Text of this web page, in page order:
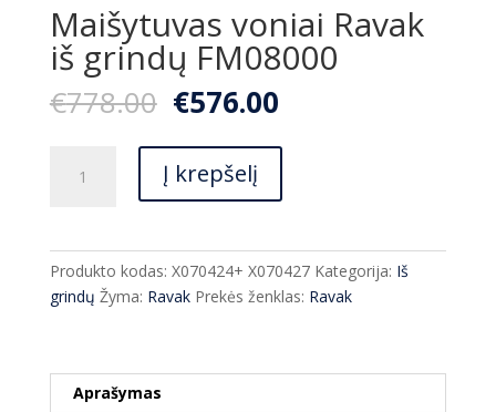
Maišytuvas voniai Ravak
iš grindų FM08000
€778.00 Original
price
was:
€778.00.
€576.00Current
is:
kiekis:
Ravak
grindų
Į krepšelį
Produkto kodas: X070424+ X070427 Kategorija: Iš
grindų Žyma: Ravak Prekės ženklas: Ravak
Aprašymas